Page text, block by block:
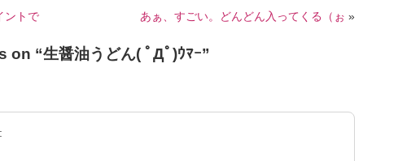
ントで あぁ、すごい。どんどん入ってくる（ぉ »
on “生醤油うどん( ﾟДﾟ)ｳﾏｰ”